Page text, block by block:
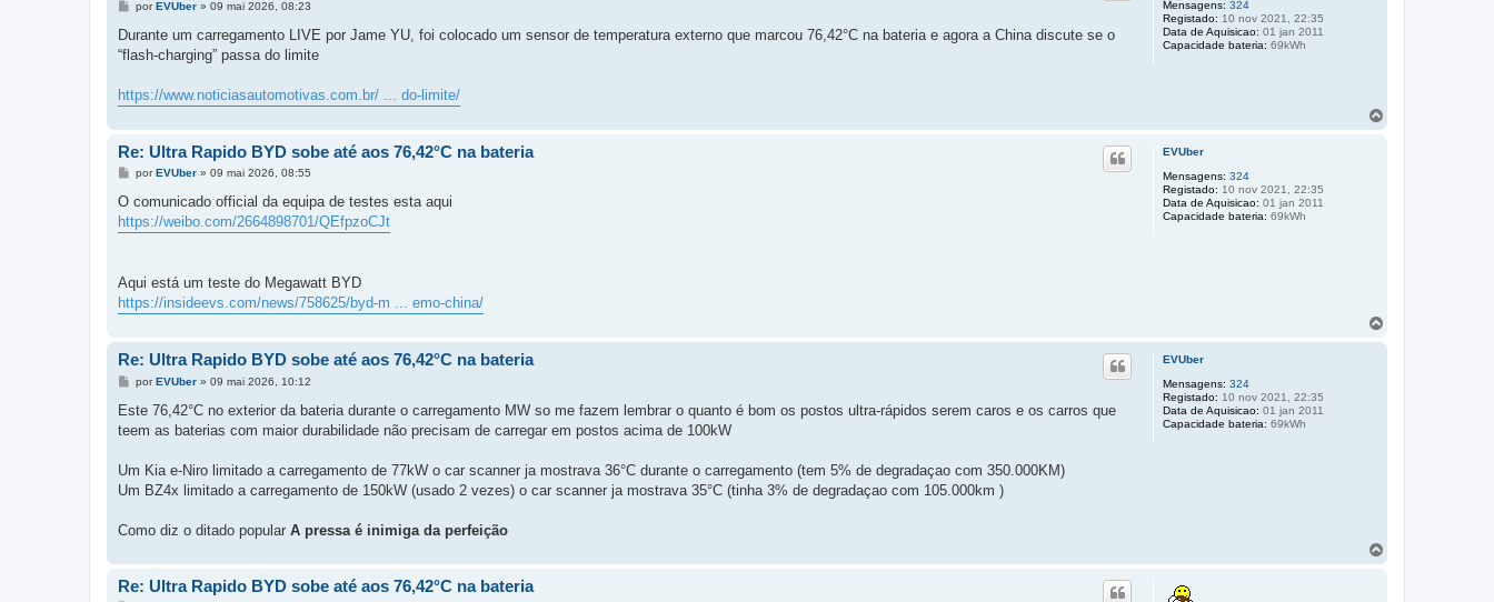
Mensagens: 324
Registado: 10 nov 2021, 22:35
Data de Aquisicao: 01 jan 2011
Capacidade bateria: 69kWh
M
n
a
m
porEVUber» 09 mai 2026, 08:23
Durante um carregamento LIVE por Jame YU, foi colocado um sensor de temperatura externo que marcou 76,42°C na bateria e agora a China discute se o
“flash-charging” passa do limite
https://www.noticiasautomotivas.com.br/ ... do-limite/
EVUber
Mensagens: 324
Registado: 10 nov 2021, 22:35
Data de Aquisicao: 01 jan 2011
Capacidade bateria: 69kWh
Re: Ultra Rapido BYD sobe até aos 76,42°C na bateria
M
n
a
porEVUber» 09 mai 2026, 08:55
O comunicado official da equipa de testes esta aqui
https://weibo.com/2664898701/QEfpzoCJt
Aqui está um teste do Megawatt BYD
https://insideevs.com/news/758625/byd-m ... emo-china/
EVUber
Mensagens: 324
Registado: 10 nov 2021, 22:35
Data de Aquisicao: 01 jan 2011
Capacidade bateria: 69kWh
Re: Ultra Rapido BYD sobe até aos 76,42°C na bateria
M
n
a
m
porEVUber» 09 mai 2026, 10:12
Este 76,42°C no exterior da bateria durante o carregamento MW so me fazem lembrar o quanto é bom os postos ultra-rápidos serem caros e os carros que
teem as baterias com maior durabilidade não precisam de carregar em postos acima de 100kW
Um Kia e-Niro limitado a carregamento de 77kW o car scanner ja mostrava 36°C durante o carregamento (tem 5% de degradaçao com 350.000KM)
Um BZ4x limitado a carregamento de 150kW (usado 2 vezes) o car scanner ja mostrava 35°C (tinha 3% de degradaçao com 105.000km )
Como diz o ditado popular A pressa é inimiga da perfeição
Re: Ultra Rapido BYD sobe até aos 76,42°C na bateria